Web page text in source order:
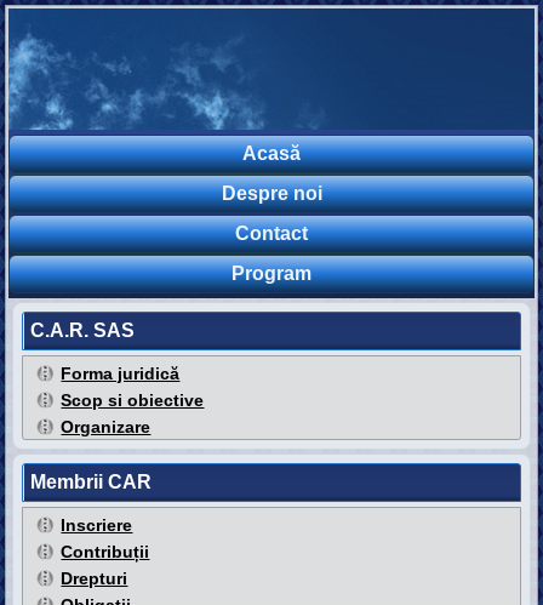
Acasă
Despre noi
Contact
Program
C.A.R. SAS
Forma juridică
Scop si obiective
Organizare
Membrii CAR
Inscriere
Contribuții
Drepturi